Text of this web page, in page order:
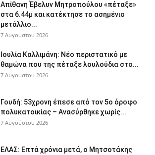
Απίθανη Έβελυν Μητροπούλου «πέταξε»
στα 6.44μ και κατέκτησε το ασημένιο
μετάλλιο...
7 Αυγούστου 2026
Ιουλία Καλλιμάνη: Νέο περιστατικό με
θαμώνα που της πέταξε λουλούδια στο...
7 Αυγούστου 2026
Γουδή: 53χρονη έπεσε από τον 5ο όροφο
πολυκατοικίας – Ανασύρθηκε χωρίς...
7 Αυγούστου 2026
ΕΛΑΣ: Επτά χρόνια μετά, ο Μητσοτάκης